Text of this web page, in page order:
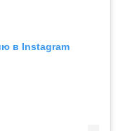
в Instagram